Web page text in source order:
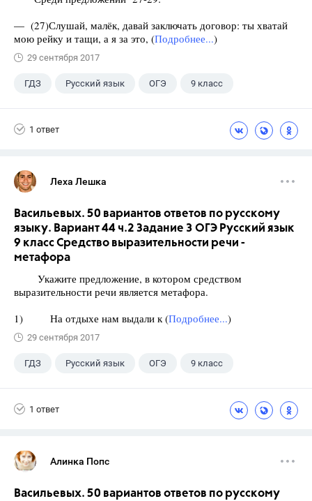
— (27)Слушай, малёк, давай заключать договор: ты хватай
мою рейку и тащи, а я за это, (Подробнее...)
29 сентября 2017
ГДЗ Русский язык ОГЭ 9 класс
1 ответ
Леха Лешка
Васильевых. 50 вариантов ответов по русскому
языку. Вариант 44 ч.2 Задание 3 ОГЭ Русский язык
9 класс Средство выразительности речи -
метафора
Укажите предложение, в котором средством
выразительности речи является метафора.
1) На отдыхе нам выдали к (Подробнее...)
29 сентября 2017
ГДЗ Русский язык ОГЭ 9 класс
1 ответ
Алинка Попс
Васильевых. 50 вариантов ответов по русскому